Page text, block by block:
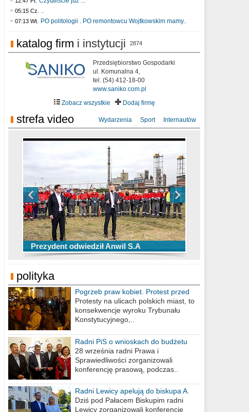
05:15 Cz. ..
07:13 Wt. PO politologii . PO remontowcu Wojtkowskim mamy..
katalog firm i instytucji 2874
Przedsiębiorstwo Gospodarki
ul. Komunalna 4,
tel. (54) 412-18-00
www.saniko.com.pl
Zobacz wszystkie
Dodaj firmę
strefa video Wydarzenia Sport Internautów
Prezydent odwiedził Anwil S.A
TOP 10 przechwytów Anwilu Włocławek
w EBL w sezonie 2019/2020
TOP 5 rzutów Anwilu Włocławek w BCL
w sezonie 2019/2020
Ni To Ponk - W oczach mamy strach
sixf33t .Last Year DRONE FOOTAGE
Włocławek
XXIII Sesja Rady Miasta Włocławek VIII
kadencji w dniu 09.06.2020 r.
polityka
Pogrzeb praw kobiet. Protest przed
biurem poselskim PiS
Protesty na ulicach polskich miast, to
konsekwencje wyroku Trybunału
Konstytucyjnego,..
Radni PiS o wnioskach do budżetu
miasta na 2021 rok
28 września radni Prawa i
Sprawiedliwości zorganizowali
konferencję prasową, podczas..
Radni Lewicy apelują do biskupa A.
Wiesława Meringa
Dziś pod Pałacem Biskupim radni
Lewicy zorganizowali konferencję